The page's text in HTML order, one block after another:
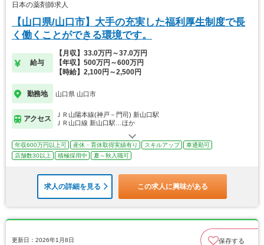
日本の薬剤師求人
【山口県/山口市】大手の充実した福利厚生制度で長
く働くことができる環境です。
給与
【月収】33.0万円～37.0万円
【年収】500万円～600万円
【時給】2,100円～2,500円
勤務地 山口県 山口市
アクセス
ＪＲ山陽本線(神戸－門司) 新山口駅
ＪＲ山口線 新山口駅…ほか
年収600万円以上可 産休・育休取得実績有り スキルアップ
車通勤可
店舗数30以上
積極採用中 夏～秋入職可
求人の詳細を見る この求人に興味がある
更新日：2026年1月8日 保存する